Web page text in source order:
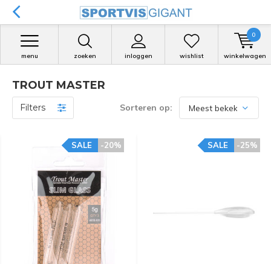
zoeken inloggen
menu wishlist winkelwagen
0
TROUT MASTER
Filters Sorteren op:
-20%
SALE -25%
SALE